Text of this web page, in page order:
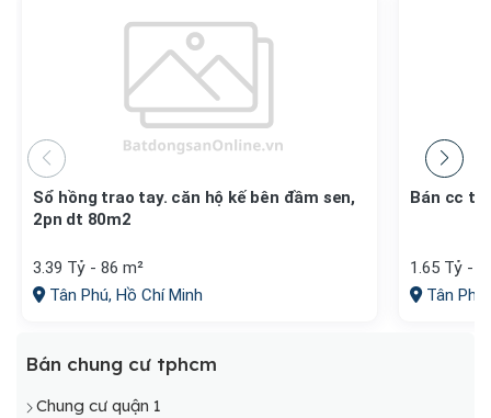
Sổ hồng trao tay. căn hộ kế bên đầm sen,
2pn dt 80m2
3.39 Tỷ - 86 m²
Tân Phú, Hồ Chí Minh
Bán cc
1.65 Tỷ -
Tân
Bán chung cư tphcm
Chung cư quận 1